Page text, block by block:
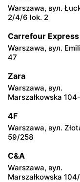
3W
Piechoty 8
3W
46A
3W
3W
Długosza 60
3W
Warszawa, вул.
2/4/6 lok. 2
Carrefour Express
Warszawa, вул.
47
Zara
Warszawa, вул.
Marszałkowska
4F
Warszawa, вул.
59/258
C&A
Warszawa, вул.
Marszałkowska